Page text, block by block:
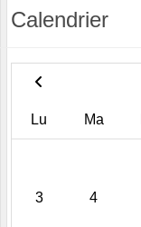
Calendrier
Lu Ma
3 4